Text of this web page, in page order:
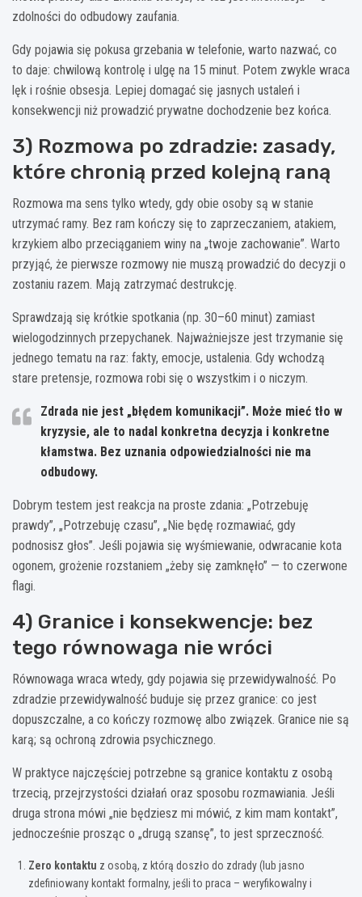
zdolności do odbudowy zaufania.
Gdy pojawia się pokusa grzebania w telefonie, warto nazwać, co
to daje: chwilową kontrolę i ulgę na 15 minut. Potem zwykle wraca
lęk i rośnie obsesja. Lepiej domagać się jasnych ustaleń i
konsekwencji niż prowadzić prywatne dochodzenie bez końca.
3) Rozmowa po zdradzie: zasady,
które chronią przed kolejną raną
Rozmowa ma sens tylko wtedy, gdy obie osoby są w stanie
utrzymać ramy. Bez ram kończy się to zaprzeczaniem, atakiem,
krzykiem albo przeciąganiem winy na „twoje zachowanie”. Warto
przyjąć, że pierwsze rozmowy nie muszą prowadzić do decyzji o
zostaniu razem. Mają zatrzymać destrukcję.
Sprawdzają się krótkie spotkania (np. 30–60 minut) zamiast
wielogodzinnych przepychanek. Najważniejsze jest trzymanie się
jednego tematu na raz: fakty, emocje, ustalenia. Gdy wchodzą
stare pretensje, rozmowa robi się o wszystkim i o niczym.
Zdrada nie jest „błędem komunikacji”. Może mieć tło w
kryzysie, ale to nadal konkretna decyzja i konkretne
kłamstwa. Bez uznania odpowiedzialności nie ma
odbudowy.
Dobrym testem jest reakcja na proste zdania: „Potrzebuję
prawdy”, „Potrzebuję czasu”, „Nie będę rozmawiać, gdy
podnosisz głos”. Jeśli pojawia się wyśmiewanie, odwracanie kota
ogonem, grożenie rozstaniem „żeby się zamknęło” — to czerwone
flagi.
4) Granice i konsekwencje: bez
tego równowaga nie wróci
Równowaga wraca wtedy, gdy pojawia się przewidywalność. Po
zdradzie przewidywalność buduje się przez granice: co jest
dopuszczalne, a co kończy rozmowę albo związek. Granice nie są
karą; są ochroną zdrowia psychicznego.
W praktyce najczęściej potrzebne są granice kontaktu z osobą
trzecią, przejrzystości działań oraz sposobu rozmawiania. Jeśli
druga strona mówi „nie będziesz mi mówić, z kim mam kontakt”,
jednocześnie prosząc o „drugą szansę”, to jest sprzeczność.
Zero kontaktu z osobą, z którą doszło do zdrady (lub jasno
zdefiniowany kontakt formalny, jeśli to praca – weryfikowalny i